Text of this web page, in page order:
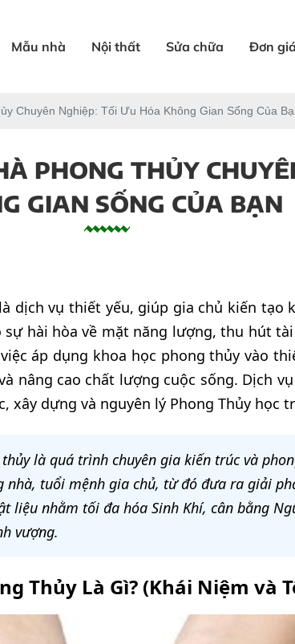
Mẫu nhà Nội thất Sửa chữa Đơn giá
Chuyên Nghiệp: Tối Ưu Hóa Không Gian Sống Của
PHONG THỦY
GIAN SỐNG CỦA BẠN
dịch vụ thiết yếu, giúp gia chủ kiến tạo
hài hòa về mặt năng lượng, thu hút
áp dụng khoa học phong thủy vào
nâng cao chất lượng cuộc sống. Dịch
xây dựng và nguyên lý Phong Thủy học
là quá trình chuyên gia kiến trúc và
nhà, tuổi mệnh gia chủ, từ đó đưa ra giải
liệu nhằm tối đa hóa Sinh Khí, cân bằng
vượng.
Thủy Là Gì? (Khái Niệm và